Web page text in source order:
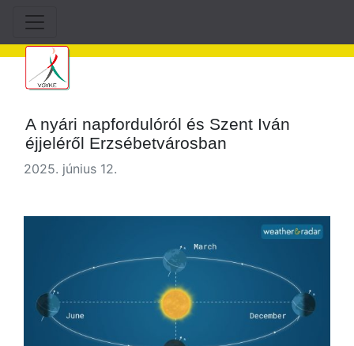
A nyári napfordulóról és Szent Iván
éjjeléről Erzsébetvárosban
2025. június 12.